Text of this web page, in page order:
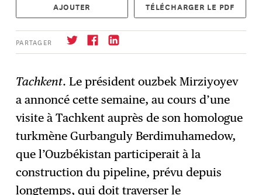
AJOUTER TÉLÉCHARGER LE PDF
PARTAGER
→ S'abonner
Tachkent. Le président ouzbek Mirziyoyev
a annoncé cette semaine, au cours d’une
visite à Tachkent auprès de son homologue
turkmène Gurbanguly Berdimuhamedow,
que l’Ouzbékistan participerait à la
construction du pipeline, prévu depuis
longtemps, qui doit traverser le